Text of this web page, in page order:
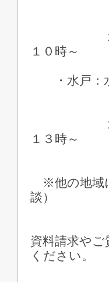
出
12/ 5
１０時～
・水戸：水
出
12/ 5
１３時～
※他の地域
談）
資料請求や
ください。